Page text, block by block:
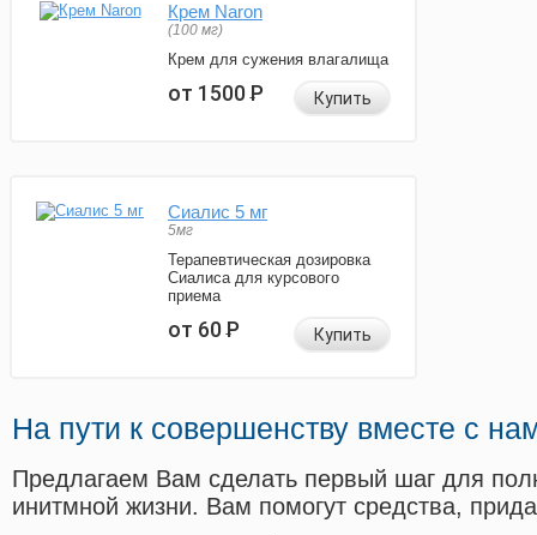
Крем Naron
(100 мг)
Крем для сужения влагалища
от 1500Р Купить
Сиалис 5 мг
5мг
Терапевтическая дозировка
Сиалиса для курсового
приема
от 60Р Купить
На пути к совершенству вместе с
Предлагаем Вам сделать первый шаг для
инитмной жизни. Вам помогут средства,